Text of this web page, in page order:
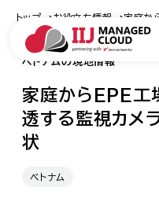
トップ お役立ち情報 家庭か
ベトナムの現地情報
家庭からEPE工
透する監視カメ
状
ベトナム